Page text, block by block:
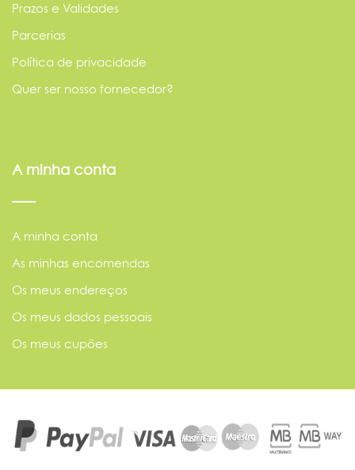
Prazos e Validades
Parcerias
Política de privacidade
Quer ser nosso fornecedor?
A minha conta
A minha conta
As minhas encomendas
Os meus endereços
Os meus dados pessoais
Os meus cupões